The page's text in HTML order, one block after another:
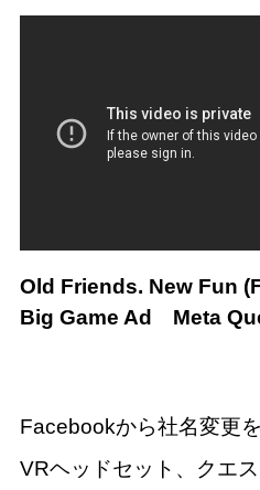
Old Friends. New Fun
Big Game Ad Meta
Facebookから社名変更
VRヘッドセット、クエ